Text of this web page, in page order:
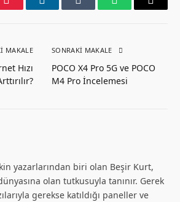
PinterestLinkedInTumblr WhatsAppEmail
MAKALE
Hızı
SONRAKI MAKALE
POCO X4 Pro 5G ve POCO
M4 Pro İncelemesi
yazarlarından biri olan Beşir Kurt,
olan tutkusuyla tanınır. Gerek
gerekse katıldığı paneller ve